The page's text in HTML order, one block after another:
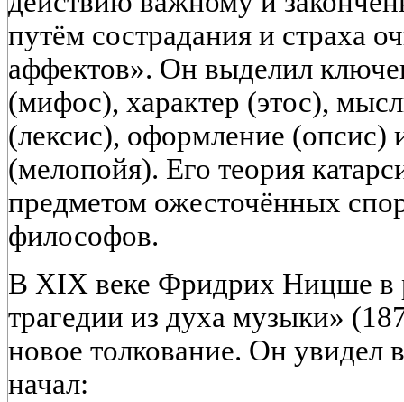
путём сострадания и страха
аффектов». Он выделил
(мифос), характер (этос),
(лексис), оформление (опсис)
(мелопойя). Его теория
предметом ожесточённых
философов.
В XIX веке Фридрих Ницше в
трагедии из духа музыки»
новое толкование. Он увидел
начал: